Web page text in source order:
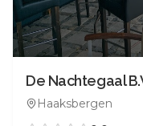
De Nachtegaal
Haaksbergen